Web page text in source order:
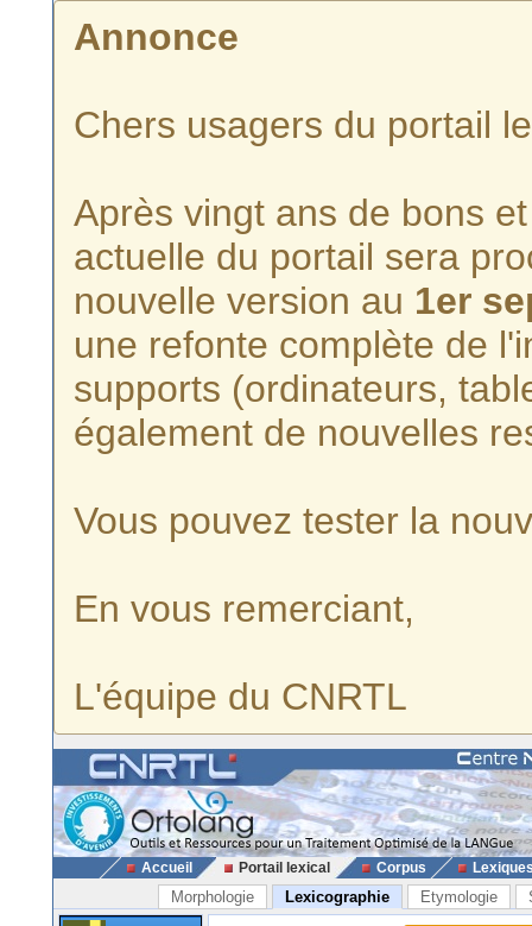
Annonce
Chers usagers du portail
Après vingt ans de bons
actuelle du portail sera
nouvelle version au 1er
une refonte complète de
supports (ordinateurs,
également de nouvelles
Vous pouvez tester la
En vous remerciant,
L'équipe du CNRTL
Accueil Portail lexical Corpus
Morphologie Lexicographie Etymologie